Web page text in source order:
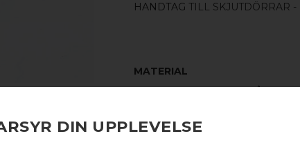
HANDTAG TILL SKJUTDÖRRAR -
MATERIAL
Ø: 50MM TJ: 10MM (Ø 40MM HÅL)
DIN UPPLEVELSE